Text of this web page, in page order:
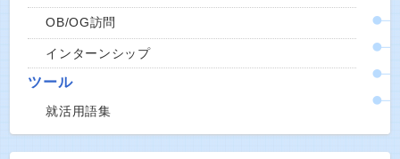
OB/OG訪問
インターンシップ
ツール
就活用語集